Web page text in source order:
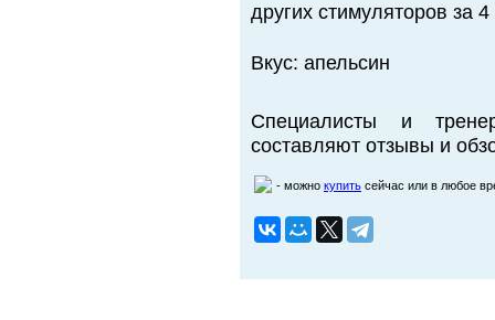
других стимуляторов за
Вкус: апельсин
Специалисты и
составляют отзывы и
- можно купить сейчас или в любое